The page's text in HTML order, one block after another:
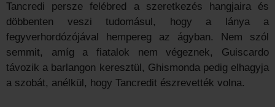
Tancredi persze felébred a szeretkezés hangjaira és
döbbenten veszi tudomásul, hogy a lánya a
fegyverhordózójával hempereg az ágyban. Nem szól
semmit, amíg a fiatalok nem végeznek, Guiscardo
távozik a barlangon keresztül, Ghismonda pedig elhagyja
a szobát, anélkül, hogy Tancredit észrevették volna.